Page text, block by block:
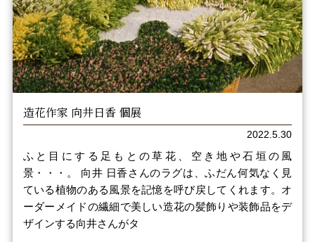
造花作家 向井日香 個展
2022.5.30
ふと目にする足もとの草花、空き地や石垣の風
景・・・。 向井 日香さんのラグは、ふだん何気なく見
ている植物のある風景を記憶を呼び戻してくれます。オ
ーダーメイドの繊細で美しい造花の髪飾りや装飾品をデ
ザインする向井さんがタ